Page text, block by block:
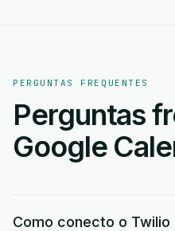
PERGUNTAS FREQUENTES
Perguntas
Google
Como conecto o Twilio